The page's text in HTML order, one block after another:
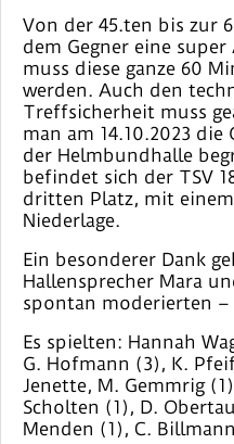
Von der 45.ten bis zur
dem Gegner eine
muss diese ganze 60
werden. Auch den
Treffsicherheit muss
man am 14.10.2023 die
der Helmbundhalle
befindet sich der TSV
dritten Platz, mit
Niederlage.
Ein besonderer Dank
Hallensprecher Mara
spontan moderierten –
Es spielten: Hannah
G. Hofmann (3), K.
Jenette, M. Gemmrig
Scholten (1), D.
Menden (1), C.